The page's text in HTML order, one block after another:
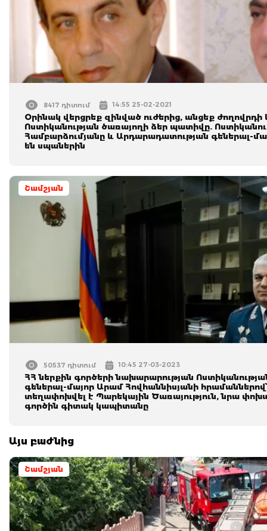
8417 դիտում 14:55 25-02-2021
Օրինակ վերցրեք զինված ուժերից, անցեք ժողովրդի
Ոստիկանության ծառայողի ձեր պատիվը.
Համբարձումյանը և Արդարադատության գեներալ-
են սպաներին
Շամշյան
50537 դիտում 10:45 27-03-2023
ՀՀ ներքին գործերի նախարարության
գեներալ-մայոր Արամ Հովհաննիսյանի
տեղափոխվել է Պարեկային Ծառայություն, նրա
գործին գիտակ կապիտանը
Այս բաժնից
Շամշյան